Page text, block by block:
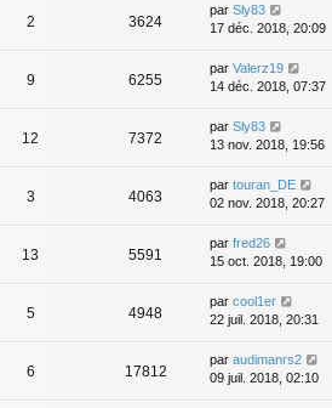
2 3624
par Sly83
17 déc. 2018, 20:09
9 6255
par Valerz19
14 déc. 2018, 07:37
12 7372
par Sly83
13 nov. 2018, 19:56
3 4063
par touran_DE
02 nov. 2018, 20:27
13 5591
par fred26
15 oct. 2018, 19:00
5 4948
par cool1er
22 juil. 2018, 20:31
6 17812
par audimanrs2
09 juil. 2018, 02:10